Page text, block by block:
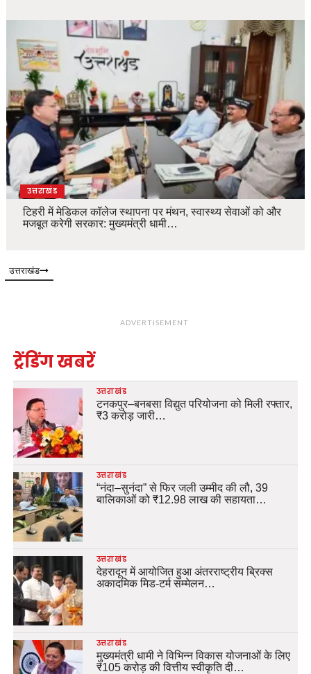
उत्तराखंड
टिहरी में मेडिकल कॉलेज स्थापना पर मंथन, स्वास्थ्य सेवाओं को और
मजबूत करेगी सरकार: मुख्यमंत्री धामी…
उत्तराखंड
ADVERTISEMENT
ट्रेंडिंग खबरें
उत्तराखंड
टनकपुर–बनबसा विद्युत परियोजना को मिली रफ्तार,
₹3 करोड़ जारी…
उत्तराखंड
“नंदा–सुनंदा” से फिर जली उम्मीद की लौ, 39
बालिकाओं को ₹12.98 लाख की सहायता…
उत्तराखंड
देहरादून में आयोजित हुआ अंतरराष्ट्रीय ब्रिक्स
अकादमिक मिड-टर्म सम्मेलन…
उत्तराखंड
मुख्यमंत्री धामी ने विभिन्न विकास योजनाओं के लिए
₹105 करोड़ की वित्तीय स्वीकृति दी…